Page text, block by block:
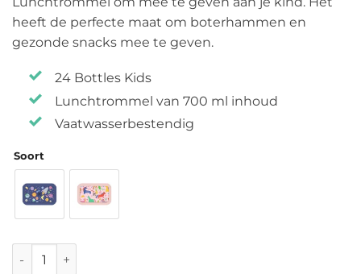
€ 29,95.€ 27,50.
heeft de perfecte maat om boterhammen en
gezonde snacks mee te geven.
24 Bottles Kids
Lunchtrommel van 700 ml inhoud
Vaatwasserbestendig
Soort
24Bottles Kids Snack Box aantal